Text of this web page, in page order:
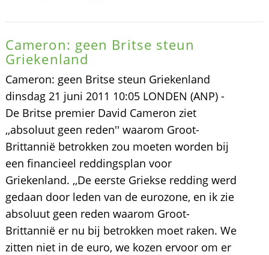
Cameron: geen Britse steun
Griekenland
Cameron: geen Britse steun Griekenland
dinsdag 21 juni 2011 10:05 LONDEN (ANP) -
De Britse premier David Cameron ziet
,,absoluut geen reden'' waarom Groot-
Brittannië betrokken zou moeten worden bij
een financieel reddingsplan voor
Griekenland. ,,De eerste Griekse redding werd
gedaan door leden van de eurozone, en ik zie
absoluut geen reden waarom Groot-
Brittannië er nu bij betrokken moet raken. We
zitten niet in de euro, we kozen ervoor om er